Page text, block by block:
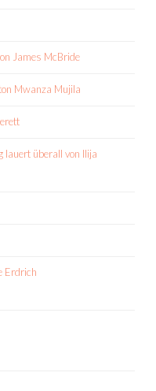
James McBride
Mwanza Mujila
lauert überall von Ilija
Erdrich